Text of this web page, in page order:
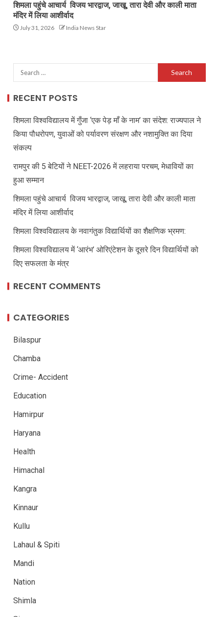
शिमला पहुंचे आचार्य विजय भारद्वाज, जाखू, तारा देवी और काली माता
मंदिर में लिया आशीर्वाद
July 31, 2026 India News Star
RECENT POSTS
शिमला विश्वविद्यालय में गुँजा ‘एक पेड़ माँ के नाम’ का संदेश: राज्यपाल ने
किया पौधरोपण, युवाओं को पर्यावरण संरक्षण और नशामुक्ति का दिया
संकल्प
रामपुर की 5 बेटियों ने NEET-2026 में लहराया परचम, मेधावियों का
हुआ सम्मान
शिमला पहुंचे आचार्य विजय भारद्वाज, जाखू, तारा देवी और काली माता
मंदिर में लिया आशीर्वाद
शिमला विश्वविद्यालय के नवागंतुक विद्यार्थियों का शैक्षणिक भ्रमण:
शिमला विश्वविद्यालय में ‘आरंभ’ ओरिएंटेशन के दूसरे दिन विद्यार्थियों को
दिए सफलता के मंत्र
RECENT COMMENTS
CATEGORIES
Bilaspur
Chamba
Crime- Accident
Education
Hamirpur
Haryana
Health
Himachal
Kangra
Kinnaur
Kullu
Lahaul & Spiti
Mandi
Nation
Shimla